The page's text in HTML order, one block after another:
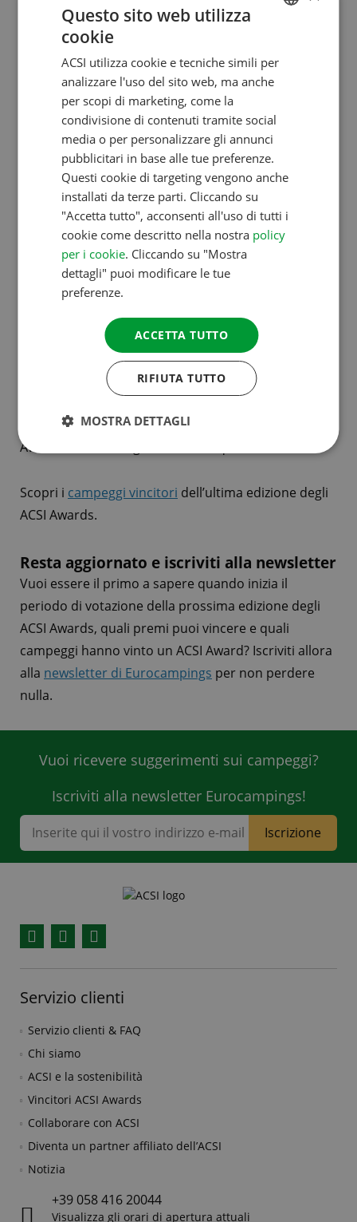
Vinci splendidi premi
Votando per gli ACSI Awards, non aiuti solo il
campeggio. Hai anche la possibilità di vincere
splendidi premi. I premi variano ogni anno e sono
indicati nella pagina di votazione degli ACSI Awards
Annuncio dei campeggi
vincitori
I vincitori degli ACSI Awards vengono annunciati ogni
anno a maggio. Oltre agli ACSI Awards, vengono
assegnati anche i Premi di riconoscimento. I
non hanno ottenuto abbastanza voti per un ACSI
Award, ma si distinguono comunque.
Scopri i campeggi vincitori dell’ultima edizione degli
ACSI Awards.
Resta aggiornato e iscriviti alla newsletter
Vuoi essere il primo a sapere quando inizia il
periodo di votazione della prossima edizione degli
ACSI Awards, quali premi puoi vincere e quali
campeggi hanno vinto un ACSI Award? Iscriviti allora
alla newsletter di Eurocampings per non perdere
nulla.
Vuoi ricevere suggerimenti sui campeggi?
Iscriviti alla newsletter Eurocampings!
Iscrizione
Servizio clienti
Servizio clienti & FAQ
Chi siamo
ACSI e la sostenibilità
Vincitori ACSI Awards
Collaborare con ACSI
Diventa un partner affiliato dell’ACSI
Notizia
+39 058 416 20044
Visualizza gli orari di apertura attuali
ENGLISH
GERMAN
ITALIAN
DANISH
SWEDISH
Questo sito web utilizza
cookie
ACSI utilizza cookie e tecniche simili per
analizzare l'uso del sito web, ma anche
per scopi di marketing, come la
condivisione di contenuti tramite social
media o per personalizzare gli annunci
pubblicitari in base alle tue preferenze.
Questi cookie di targeting vengono anche
installati da terze parti. Cliccando su
"Accetta tutto", acconsenti all'uso di tutti i
cookie come descritto nella nostra policy
per i cookie. Cliccando su "Mostra
dettagli" puoi modificare le tue
preferenze.
ACCETTA TUTTO
RIFIUTA TUTTO
MOSTRA DETTAGLI